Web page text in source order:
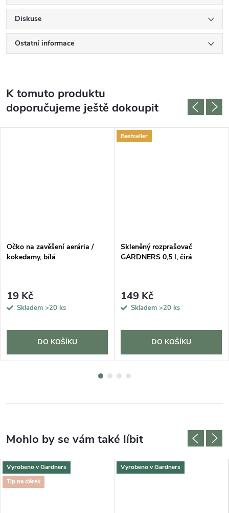
Diskuse
Ostatní informace
K tomuto produktu
doporučujeme ještě dokoupit
Očko na zavěšení aerária /
kokedamy, bílá
19 Kč
Skladem >20 ks
DO KOŠÍKU
Bestseller
Skleněný rozprašovač
GARDNERS 0,5 l, čirá
149 Kč
Skladem >20 ks
DO KOŠÍKU
Vyrobeno v Gardners
Tip na dárek
Vyrobeno v Gardners